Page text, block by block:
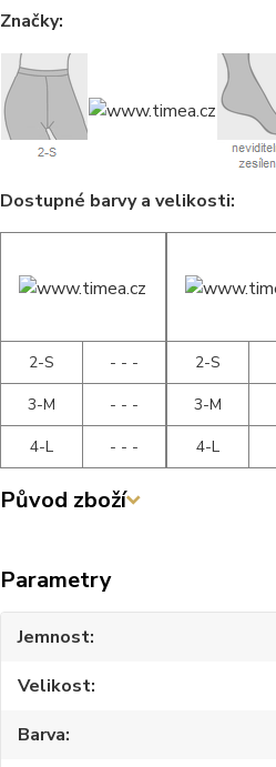
Značky:
Dostupné barvy a velikosti:
2-S
- - -
3-M
- - -
4-L
- - -
2-S
3-M
4-L
Původ zboží
Parametry
Jemnost
Velikost
Barva